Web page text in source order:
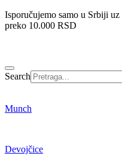
Isporučujemo samo u Srbiji
preko 10.000 RSD
Search
Munch
Devojčice